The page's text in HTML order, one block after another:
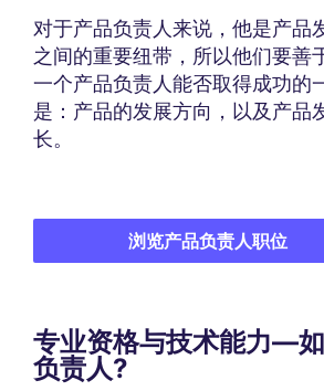
对于产品负责人来说，他是产品
之间的重要纽带，所以他们要善
一个产品负责人能否取得成功的
是：产品的发展方向，以及产品
长。
浏览产品负责人职位
专业资格与技术能力—
负责人?